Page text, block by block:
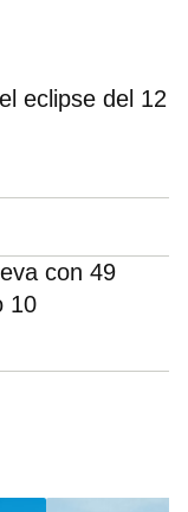
eclipse del 12
con 49
10